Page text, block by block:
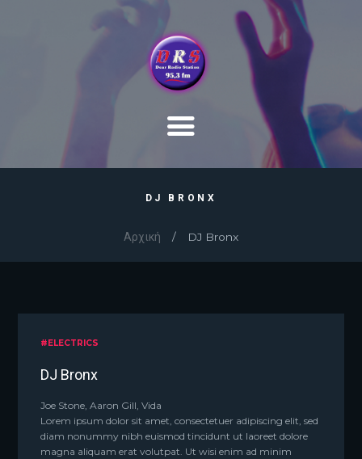
DJ BRONX
Αρχική DJ Bronx
#ELECTRICS
DJ Bronx
Joe Stone, Aaron Gill, Vida
Lorem ipsum dolor sit amet, consectetuer adipiscing elit, sed
diam nonummy nibh euismod tincidunt ut laoreet dolore
magna aliquam erat volutpat. Ut wisi enim ad minim